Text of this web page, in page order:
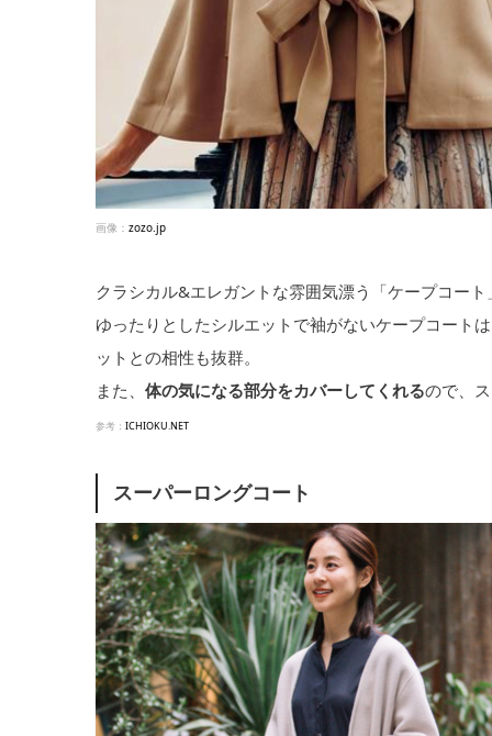
画像： zozo.jp
クラシカル&エレガントな雰囲気漂う「ケープコート
ゆったりとしたシルエットで袖がないケープコート
ットとの相性も抜群。
また、 体の気になる部分をカバーしてくれるので、
参考： ICHIOKU.NET
スーパーロングコート